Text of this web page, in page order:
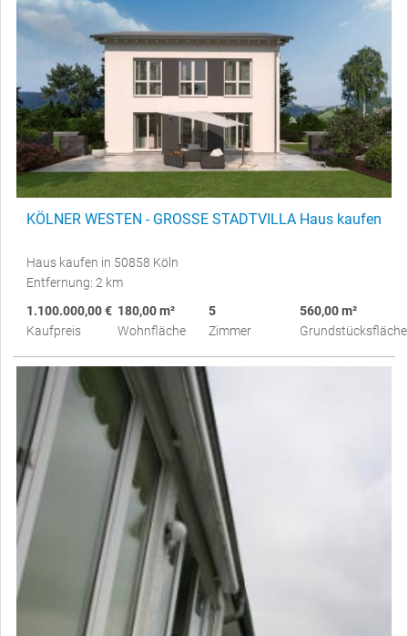
KÖLNER WESTEN - GROSSE STADTVILLA Haus kaufen
Haus kaufen in 50858 Köln
Entfernung: 2 km
1.100.000,00 €
Kaufpreis
180,00 m²
Wohnfläche
5
Zimmer
560,00 m²
Grundstücksfläche